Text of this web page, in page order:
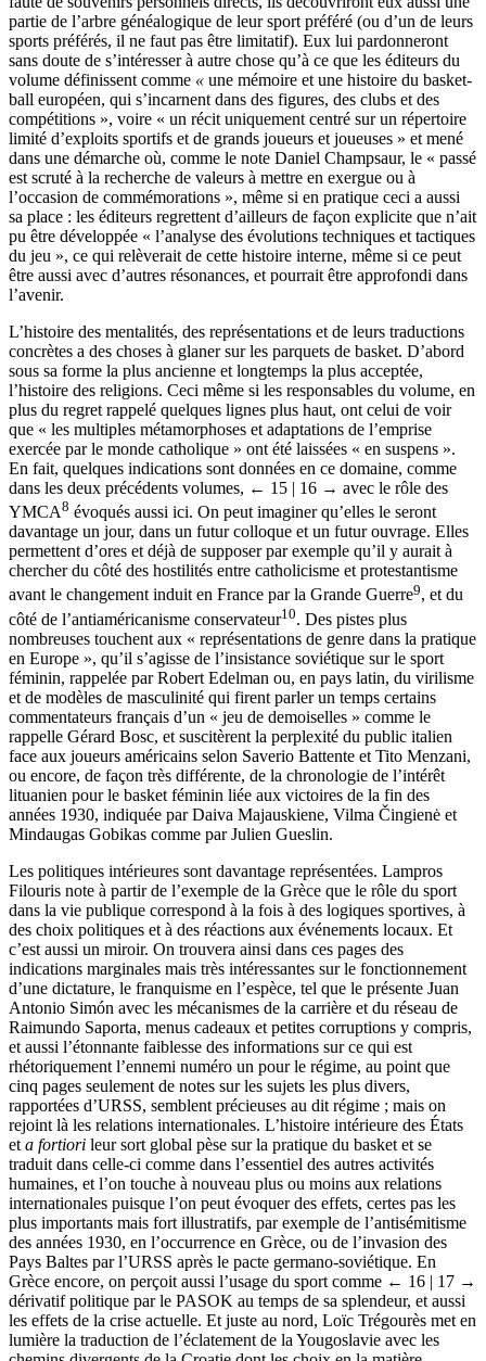
partie de l’arbre généalogique de leur sport préféré (ou d’un de leurs
sports préférés, il ne faut pas être limitatif). Eux lui pardonneront
sans doute de s’intéresser à autre chose qu’à ce que les éditeurs du
volume définissent comme « une mémoire et une histoire du basket-
ball européen, qui s’incarnent dans des figures, des clubs et des
compétitions », voire « un récit uniquement centré sur un répertoire
limité d’exploits sportifs et de grands joueurs et joueuses » et mené
dans une démarche où, comme le note Daniel Champsaur, le « passé
est scruté à la recherche de valeurs à mettre en exergue ou à
l’occasion de commémorations », même si en pratique ceci a aussi
sa place : les éditeurs regrettent d’ailleurs de façon explicite que n’ait
pu être développée « l’analyse des évolutions techniques et tactiques
du jeu », ce qui relèverait de cette histoire interne, même si ce peut
être aussi avec d’autres résonances, et pourrait être approfondi dans
l’avenir.
L’histoire des mentalités, des représentations et de leurs traductions
concrètes a des choses à glaner sur les parquets de basket. D’abord
sous sa forme la plus ancienne et longtemps la plus acceptée,
l’histoire des religions. Ceci même si les responsables du volume, en
plus du regret rappelé quelques lignes plus haut, ont celui de voir
que « les multiples métamorphoses et adaptations de l’emprise
exercée par le monde catholique » ont été laissées « en suspens ».
En fait, quelques indications sont données en ce domaine, comme
dans les deux précédents volumes, ← 15 | 16 → avec le rôle des
YMCA8 évoqués aussi ici. On peut imaginer qu’elles le seront
davantage un jour, dans un futur colloque et un futur ouvrage. Elles
permettent d’ores et déjà de supposer par exemple qu’il y aurait à
chercher du côté des hostilités entre catholicisme et protestantisme
avant le changement induit en France par la Grande Guerre9, et du
côté de l’antiaméricanisme conservateur10. Des pistes plus
nombreuses touchent aux « représentations de genre dans la pratique
en Europe », qu’il s’agisse de l’insistance soviétique sur le sport
féminin, rappelée par Robert Edelman ou, en pays latin, du virilisme
et de modèles de masculinité qui firent parler un temps certains
commentateurs français d’un « jeu de demoiselles » comme le
rappelle Gérard Bosc, et suscitèrent la perplexité du public italien
face aux joueurs américains selon Saverio Battente et Tito Menzani,
ou encore, de façon très différente, de la chronologie de l’intérêt
lituanien pour le basket féminin liée aux victoires de la fin des
années 1930, indiquée par Daiva Majauskiene, Vilma Čingienė et
Mindaugas Gobikas comme par Julien Gueslin.
Les politiques intérieures sont davantage représentées. Lampros
Filouris note à partir de l’exemple de la Grèce que le rôle du sport
dans la vie publique correspond à la fois à des logiques sportives, à
des choix politiques et à des réactions aux événements locaux. Et
c’est aussi un miroir. On trouvera ainsi dans ces pages des
indications marginales mais très intéressantes sur le fonctionnement
d’une dictature, le franquisme en l’espèce, tel que le présente Juan
Antonio Simón avec les mécanismes de la carrière et du réseau de
Raimundo Saporta, menus cadeaux et petites corruptions y compris,
et aussi l’étonnante faiblesse des informations sur ce qui est
rhétoriquement l’ennemi numéro un pour le régime, au point que
cinq pages seulement de notes sur les sujets les plus divers,
rapportées d’URSS, semblent précieuses au dit régime ; mais on
rejoint là les relations internationales. L’histoire intérieure des États
et a fortiori leur sort global pèse sur la pratique du basket et se
traduit dans celle-ci comme dans l’essentiel des autres activités
humaines, et l’on touche à nouveau plus ou moins aux relations
internationales puisque l’on peut évoquer des effets, certes pas les
plus importants mais fort illustratifs, par exemple de l’antisémitisme
des années 1930, en l’occurrence en Grèce, ou de l’invasion des
Pays Baltes par l’URSS après le pacte germano-soviétique. En
Grèce encore, on perçoit aussi l’usage du sport comme ← 16 | 17 →
dérivatif politique par le PASOK au temps de sa splendeur, et aussi
les effets de la crise actuelle. Et juste au nord, Loïc Trégourès met en
lumière la traduction de l’éclatement de la Yougoslavie avec les